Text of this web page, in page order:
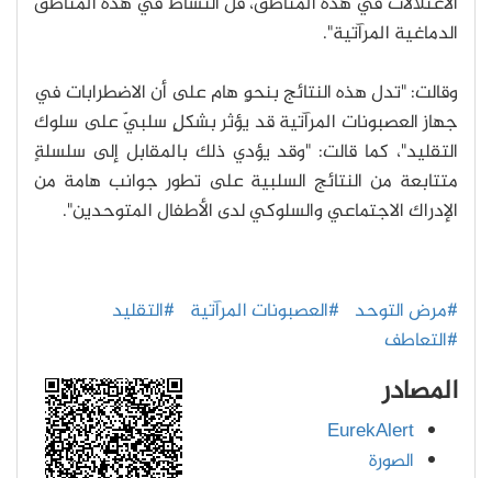
الدماغية المرآتية".
وقالت: "تدل هذه النتائج بنحوٍ هام على أن الاضطرابات في
جهاز العصبونات المرآتية قد يؤثر بشكلٍ سلبيّ على سلوك
التقليد"، كما قالت: "وقد يؤدي ذلك بالمقابل إلى سلسلةٍ
متتابعة من النتائج السلبية على تطور جوانب هامة من
الإدراك الاجتماعي والسلوكي لدى الأطفال المتوحدين".
#مرض التوحد #العصبونات المرآتية #التقليد
#التعاطف
المصادر
EurekAlert
الصورة